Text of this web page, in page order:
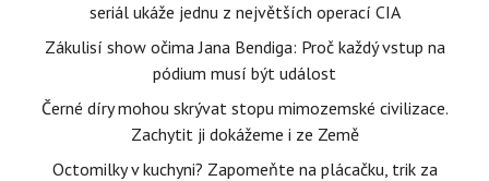
seriál ukáže jednu z největších operací CIA
Zákulisí show očima Jana Bendiga: Proč každý vstup na
pódium musí být událost
Černé díry mohou skrývat stopu mimozemské civilizace.
Zachytit ji dokážeme i ze Země
Octomilky v kuchyni? Zapomeňte na plácačku, trik za